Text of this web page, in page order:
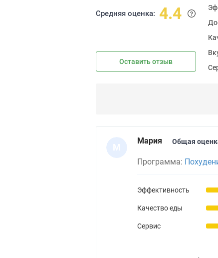
Средняя оценка: 4.4
Оставить отзыв
М
Мария Общая
Программа:
Эффективность
Качество еды
Сервис